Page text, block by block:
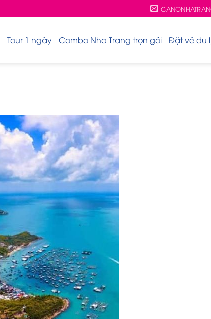
Tour 1 ngày Combo Nha Trang trọn gói Đặt vé du